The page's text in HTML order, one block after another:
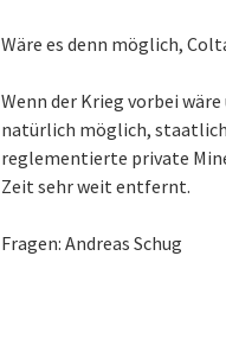
Wäre es denn möglich,
Wenn der Krieg vorbei
natürlich möglich,
reglementierte private
Zeit sehr weit entfernt.
Fragen: Andreas Schug